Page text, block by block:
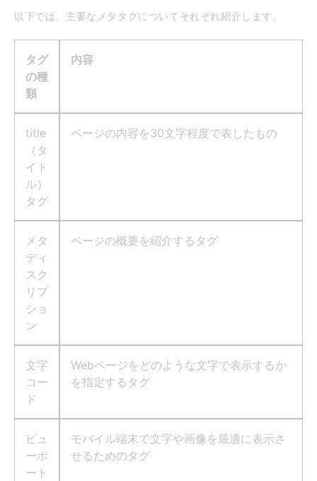
以下では、主要なメタタグについてそれぞれ紹介します。
タグ
の種
類
内容
title
（タ
イト
ル）
タグ
ページの内容を30文字程度で表したもの
メタ
ディ
スク
リプ
ショ
ン
ページの概要を紹介するタグ
文字
コー
ド
Webページをどのような文字で表示するか
を指定するタグ
ビュ
ーポ
ート
モバイル端末で文字や画像を最適に表示さ
せるためのタグ